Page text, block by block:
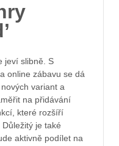
jeví slibně. S
online zábavu se dá
variant a
na přidávání
které rozšíří
je také
aktivně podílet na